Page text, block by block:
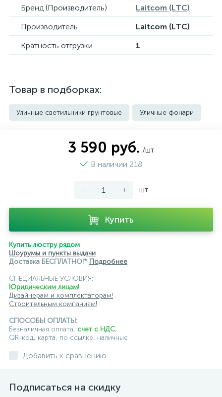
Бренд (Производитель)
Laitcom (LTC)
Производитель
Laitcom (LTC)
Кратность отгрузки
1
Товар в подборках:
Уличные светильники грунтовые Уличные фонари
3 590 руб. /шт
В наличии 218
- + шт
Купить
Купить люстру рядом
Шоурумы и пункты выдачи
Доставка БЕСПЛАТНО!* Подробнее
СПЕЦИАЛЬНЫЕ УСЛОВИЯ:
Юридическим лицам!
Дизайнерам и комплектаторам!
Строительным компаниям!
СПОСОБЫ ОПЛАТЫ:
Безналичная оплата, счет с НДС,
QR-код, карта, по ссылке, наличные
Добавить к сравнению
Подписаться на скидку